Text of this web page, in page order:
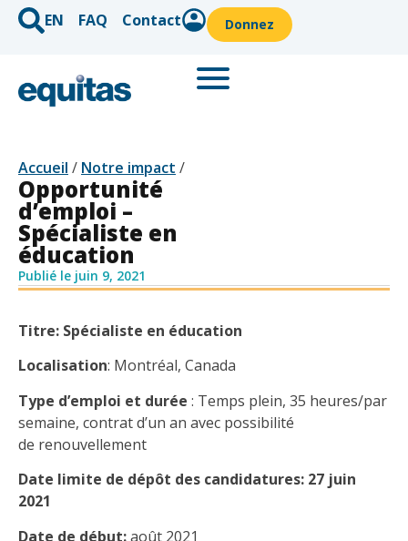
EN FAQ Contact Donnez
Accueil / Notre impact /
Opportunité
d’emploi –
Spécialiste en
éducation
Publié le juin 9, 2021
Titre: Spécialiste en éducation
Localisation: Montréal, Canada
Type d’emploi et durée : Temps plein, 35 heures/par
semaine, contrat d’un an avec possibilité
de renouvellement
Date limite de dépôt des candidatures: 27 juin
2021
Date de début:août 2021